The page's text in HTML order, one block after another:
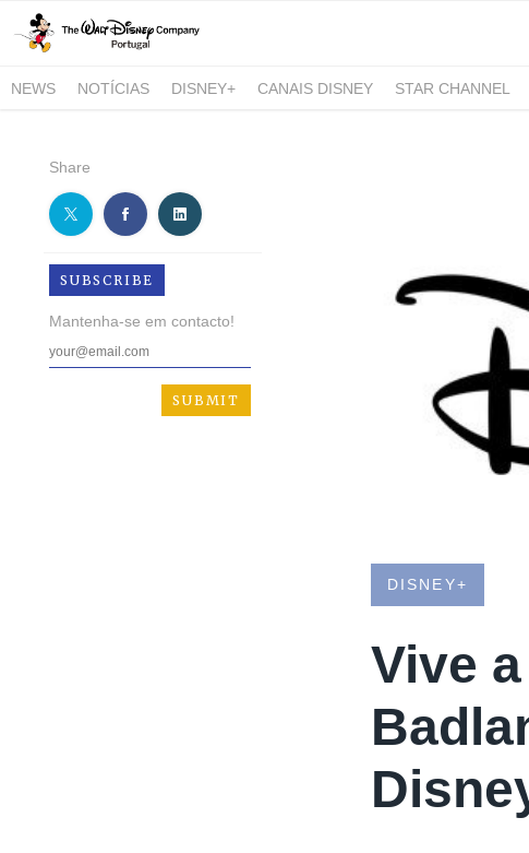
NEWS NOTÍCIAS DISNEY+ CANAIS DISNEY STAR CHANNEL
Share
SUBSCRIBE
Mantenha-se em contacto!
DISNEY+
Vive